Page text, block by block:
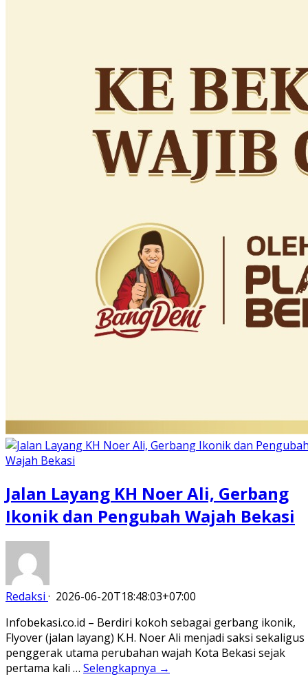
Jalan Layang KH Noer Ali, Gerbang
Ikonik dan Pengubah Wajah Bekasi
Redaksi · 2026-06-20T18:48:03+07:00
Infobekasi.co.id – Berdiri kokoh sebagai gerbang ikonik,
Flyover (jalan layang) K.H. Noer Ali menjadi saksi sekaligus
penggerak utama perubahan wajah Kota Bekasi sejak
pertama kali … Selengkapnya →